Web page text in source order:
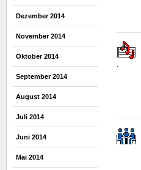
Dezember 2014
November 2014
Oktober 2014
September 2014
August 2014
Juli 2014
Juni 2014
Mai 2014
.